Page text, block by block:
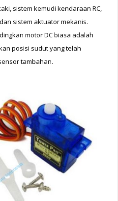
sistem kemudi kendaraan RC,
motor DC biasa adalah
posisi sudut yang telah
tambahan.